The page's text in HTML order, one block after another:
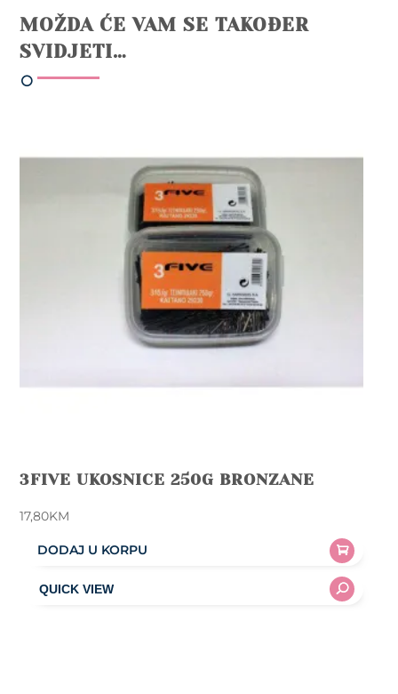
MOŽDA ĆE VAM SE TAKOĐER
SVIDJETI…
3FIVE UKOSNICE 250G BRONZANE
17,80KM
DODAJ U KORPU